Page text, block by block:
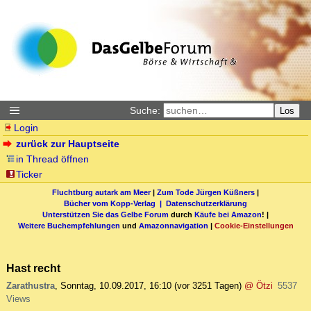
Suche: Los
Login
zurück zur Hauptseite
in Thread öffnen
Ticker
Fluchtburg autark am Meer| Zum Tode Jürgen Küßners |
Bücher vom Kopp-Verlag | Datenschutzerklärung
Unterstützen Sie das Gelbe Forum durch Käufe bei Amazon! |
Weitere Buchempfehlungen und Amazonnavigation | Cookie-Einstellungen
Hast recht
Zarathustra, Sonntag, 10.09.2017, 16:10 (vor 3251 Tagen) @ Ötzi 5537
Views